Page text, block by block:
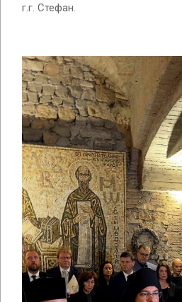
г.г. Стефан.